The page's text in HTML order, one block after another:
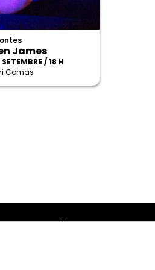
James
/ 18 H
Comas
Amb el suport